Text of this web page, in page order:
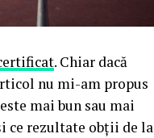
. Chiar dacă
nu mi-am propus
mai bun sau mai
ce rezultate obții de la